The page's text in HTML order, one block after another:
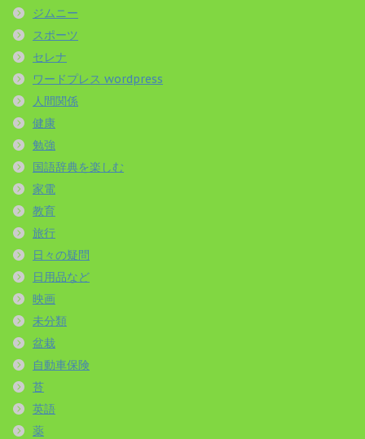
ジムニー
スポーツ
セレナ
ワードプレス wordpress
人間関係
健康
勉強
国語辞典を楽しむ
家電
教育
旅行
日々の疑問
日用品など
映画
未分類
盆栽
自動車保険
苔
英語
薬